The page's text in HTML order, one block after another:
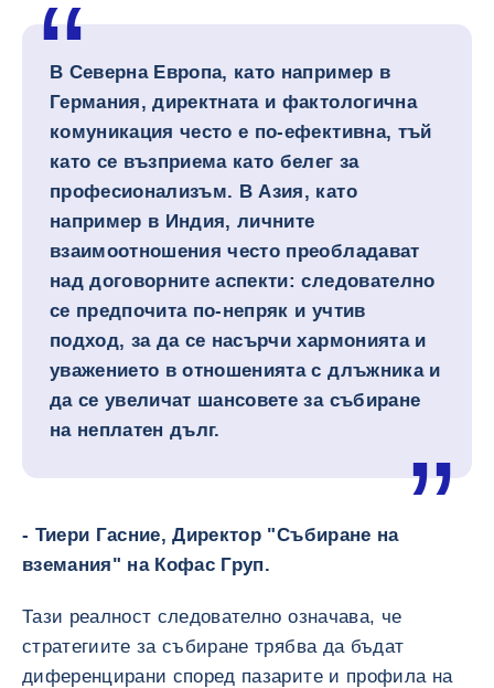
В Северна Европа, като например в
Германия, директната и фактологична
комуникация често е по-ефективна, тъй
като се възприема като белег за
професионализъм. В Азия, като
например в Индия, личните
взаимоотношения често преобладават
над договорните аспекти: следователно
се предпочита по-непряк и учтив
подход, за да се насърчи хармонията и
уважението в отношенията с длъжника и
да се увеличат шансовете за събиране
на неплатен дълг.
- Тиери Гасние, Директор "Събиране на
вземания" на Кофас Груп.
Тази реалност следователно означава, че
стратегиите за събиране трябва да бъдат
диференцирани според пазарите и профила на